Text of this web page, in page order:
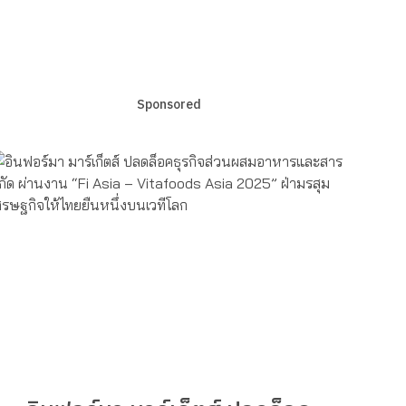
Sponsored